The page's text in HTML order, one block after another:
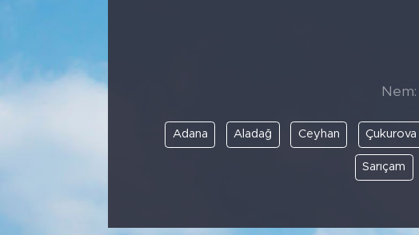
Nem:
Adana Aladağ Ceyhan Çukurova
Sarıçam
Teknoloji